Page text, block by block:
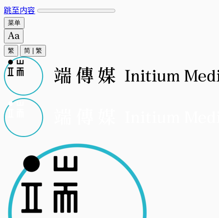
跳至内容
菜单
繁 简 繁